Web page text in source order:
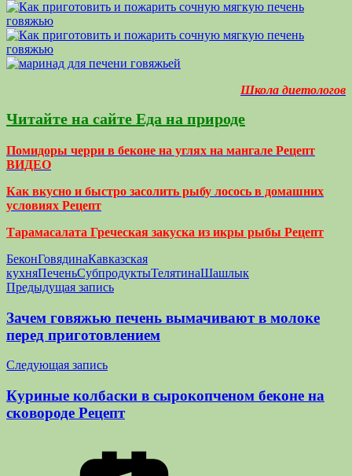
Школа диетологов
Читайте на сайте Еда на природе
Помидоры черри в беконе на углях на мангале Рецепт
ВИДЕО
Как вкусно и быстро засолить рыбу лосось в домашних
условиях Рецепт
Тарамасалата Греческая закуска из икры рыбы Рецепт
БеконГовядинаКавказская
кухняПеченьСубпродуктыТелятинаШашлык
Навигация
по
записям
Предыдущая запись
Зачем говяжью печень вымачивают в молоке
перед приготовлением
Следующая запись
Куриные колбаски в сырокопченом беконе на
сковороде Рецепт